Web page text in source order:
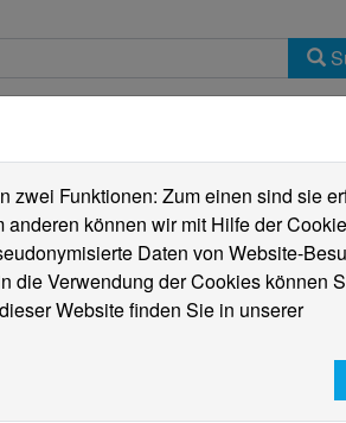
Funktionen: Zum einen sind sie
können wir mit Hilfe der
Daten von Website-
die Verwendung der Cookies können
Website finden Sie in unserer